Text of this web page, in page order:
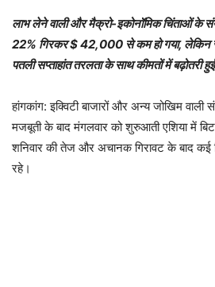
लाभ लेने वाली और मैक्रो-इकोनॉमिक चिंताओं के
22% गिरकर $ 42,000 से कम हो गया, लेकिन
पतली सप्ताहांत तरलता के साथ कीमतों में बढ़ोतरी
हांगकांग: इक्विटी बाजारों और अन्य जोखिम वाली
मजबूती के बाद मंगलवार को शुरुआती एशिया में
शनिवार की तेज और अचानक गिरावट के बाद कई
रहे।